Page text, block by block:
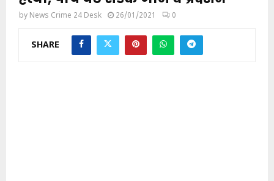
by News Crime 24 Desk 26/01/2021 0
SHARE